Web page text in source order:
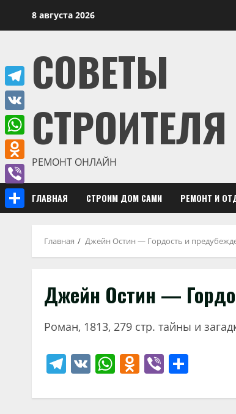
8 августа 2026
СОВЕТЫ
СТРОИТЕЛЯ
РЕМОНТ ОНЛАЙН
ГЛАВНАЯ СТРОИМ ДОМ САМИ РЕМОНТ И
Главная Джейн Остин — Гордость и
Джейн Остин —
Роман, 1813, 279 стр. тайны и
Telegram
VK WhatsApp
Viber
Telegram
VK
WhatsApp
Odnoklassniki
Viber